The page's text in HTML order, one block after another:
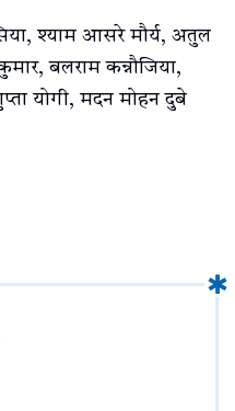
श्याम आसरे मौर्य, अतुल
बलराम कन्नौजिया,
योगी, मदन मोहन दुबे